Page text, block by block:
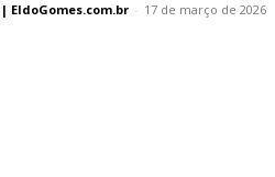
EldoGomes.com.br - 17 de março de 2026